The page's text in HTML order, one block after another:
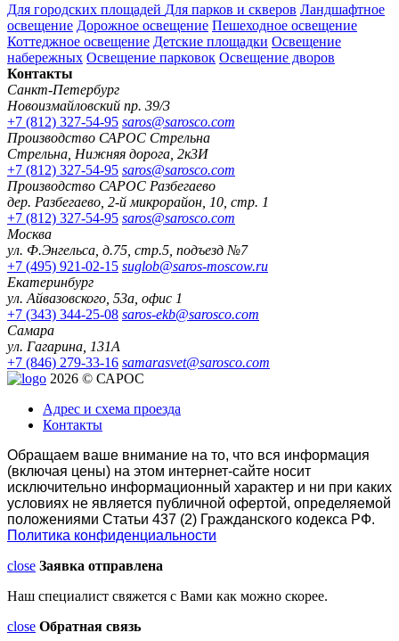
Для городских площадей Для парков и скверов Ландшафтное
освещение Дорожное освещение Пешеходное освещение
Коттеджное освещение Детские площадки Освещение
набережных Освещение парковок Освещение дворов
Контакты
Санкт-Петербург
Новоизмайловский пр. 39/3
+7 (812) 327-54-95 saros@sarosco.com
Производство САРОС Стрельна
Стрельна, Нижняя дорога, 2к3И
+7 (812) 327-54-95 saros@sarosco.com
Производство САРОС Разбегаево
дер. Разбегаево, 2-й микрорайон, 10, стр. 1
+7 (812) 327-54-95 saros@sarosco.com
Москва
ул. Ф.Энгельса, д.75, стр.5, подъезд №7
+7 (495) 921-02-15 suglob@saros-moscow.ru
Екатеринбург
ул. Айвазовского, 53а, офис 1
+7 (343) 344-25-08 saros-ekb@sarosco.com
Самара
ул. Гагарина, 131А
+7 (846) 279-33-16 samarasvet@sarosco.com
2026 © САРОС
Адрес и схема проезда
Контакты
Обращаем ваше внимание на то, что вся информация
(включая цены) на этом интернет-сайте носит
исключительно информационный характер и ни при каких
условиях не является публичной офертой, определяемой
положениями Статьи 437 (2) Гражданского кодекса РФ.
Политика конфиденциальности
close Заявка отправлена
Наш специалист свяжется с Вами как можно скорее.
close Обратная связь